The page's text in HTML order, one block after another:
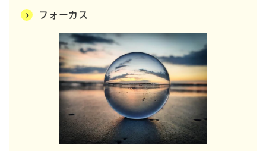
フォーカス